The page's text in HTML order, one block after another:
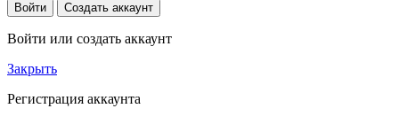
Войти Создать аккаунт
Войти или создать аккаунт
Закрыть
Регистрация аккаунта